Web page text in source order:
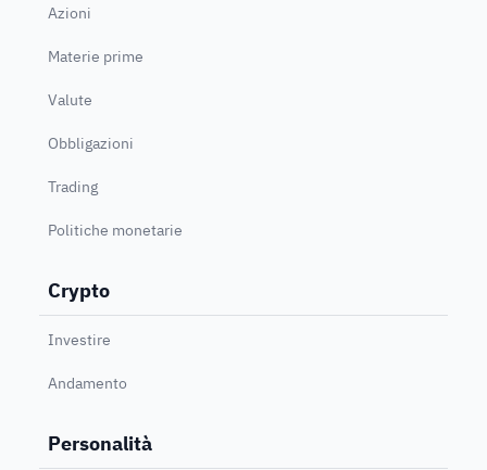
Azioni
Materie prime
Valute
Obbligazioni
Trading
Politiche monetarie
Crypto
Investire
Andamento
Personalità